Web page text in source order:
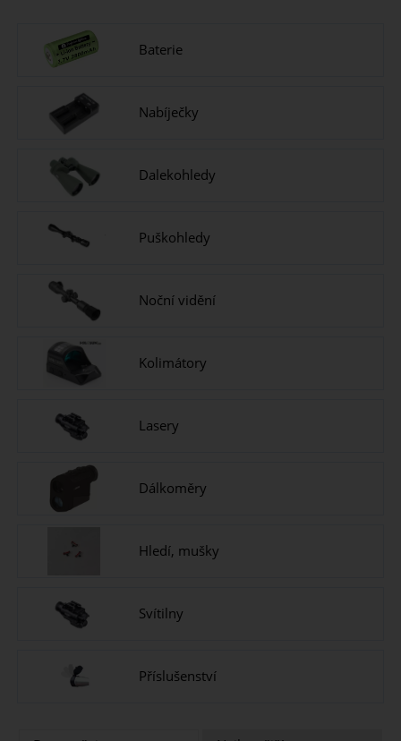
Baterie
Nabíječky
Dalekohledy
Puškohledy
Noční vidění
Kolimátory
Lasery
Dálkoměry
Hledí, mušky
Svítilny
Příslušenství